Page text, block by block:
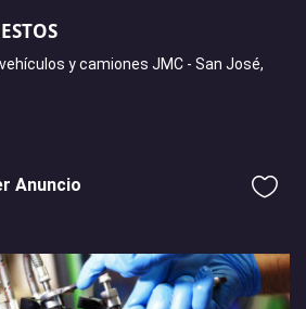
y camiones JMC - San José,
Anuncio